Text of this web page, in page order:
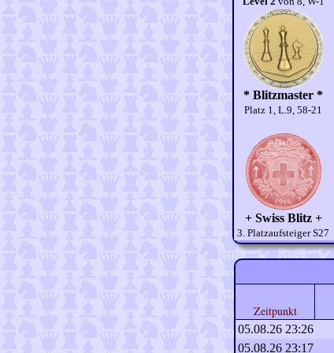
* Blitzmaster *
Platz 1, L.9, 58-21
+ Swiss Blitz +
3. Platzaufsteiger S27
Zeitpunkt
05.08.26 23:26
05.08.26 23:17